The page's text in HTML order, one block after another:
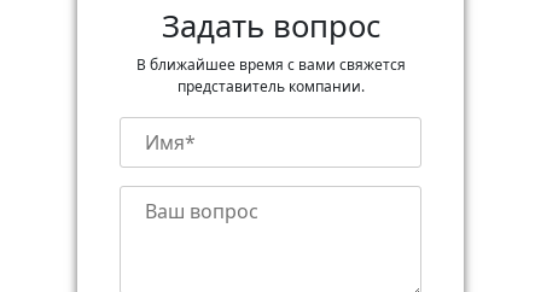
Задать вопрос
В ближайшее время с вами свяжется
представитель компании.